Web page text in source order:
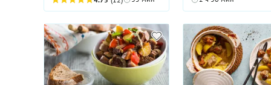
блюдо.
простых, причем
немногочисленных
ингредиентов
фантастически
блюдо. А еще нам
что это блюдо
было придумано
ведь представители